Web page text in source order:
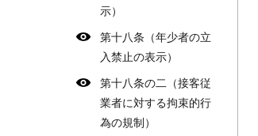
示）
第十八条（年少者の立
入禁止の表示）
第十八条の二（接客従
業者に対する拘束的行
為の規制）